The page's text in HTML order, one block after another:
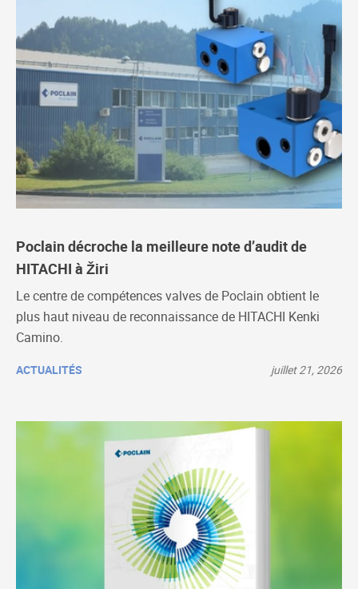
Poclain décroche la meilleure note d’audit de
HITACHI à Žiri
Le centre de compétences valves de Poclain obtient le
plus haut niveau de reconnaissance de HITACHI Kenki
Camino.
ACTUALITÉS juillet 21, 2026